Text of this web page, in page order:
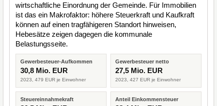
wirtschaftliche Einordnung der Gemeinde. Für Immobilien
ist das ein Makrofaktor: höhere Steuerkraft und Kaufkraft
können auf einen tragfähigeren Standort hinweisen,
Hebesätze zeigen dagegen die kommunale
Belastungsseite.
Gewerbesteuer-Aufkommen
30,8 Mio. EUR
2023, 479 EUR je Einwohner
Gewerbesteuer netto
27,5 Mio. EUR
2023, 427 EUR je Einwohner
Steuereinnahmekraft Anteil Einkommensteuer